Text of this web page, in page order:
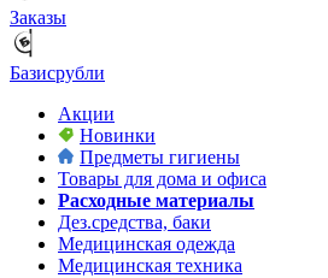
Заказы
Базисрубли
Акции
Новинки
Предметы гигиены
Товары для дома и офиса
Расходные материалы
Дез.средства, баки
Медицинская одежда
Медицинская техника